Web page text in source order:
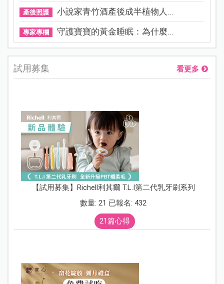
產後照護 小說家青竹酒產後成半植物人...
專家專欄 守護寶寶的黃金睡眠：為什麼...
試用募集 看更多
【試用募集】Richell利其爾 T.L.I第二代乳牙刷系列
數量: 21 已報名: 432
21篇心得